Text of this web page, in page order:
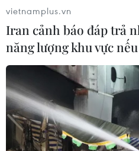
vietnamplus.vn
Iran cảnh báo đáp trả
năng lượng khu vực